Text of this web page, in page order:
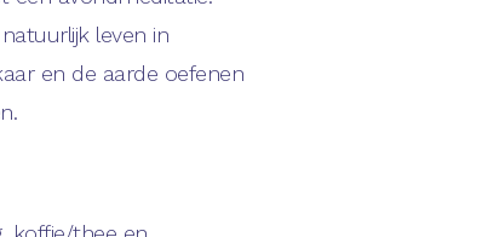
leven in
en de aarde oefenen